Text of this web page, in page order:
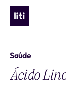
Saúde
Ácido